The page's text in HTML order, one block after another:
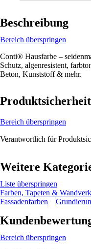
Beschreibung
Bereich überspringen
Conti® Hausfarbe –
Schutz, algenresistent,
Beton, Kunststoff & mehr.
Produktsicherheit
Bereich überspringen
Verantwortlich für
Weitere
Liste überspringen
Farben, Tapeten &
Fassadenfarben
Bereich überspringen